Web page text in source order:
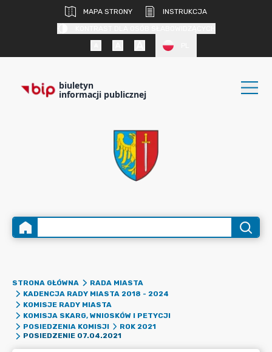
MAPA STRONY
INSTRUKCJA
biuletyn
informacji publicznej
STRONA GŁÓWNA
RADA MIASTA
KADENCJA RADY MIASTA 2018 - 2024
KOMISJE RADY MIASTA
KOMISJA SKARG, WNIOSKÓW I PETYCJI
POSIEDZENIA KOMISJI
ROK 2021
POSIEDZENIE 07.04.2021